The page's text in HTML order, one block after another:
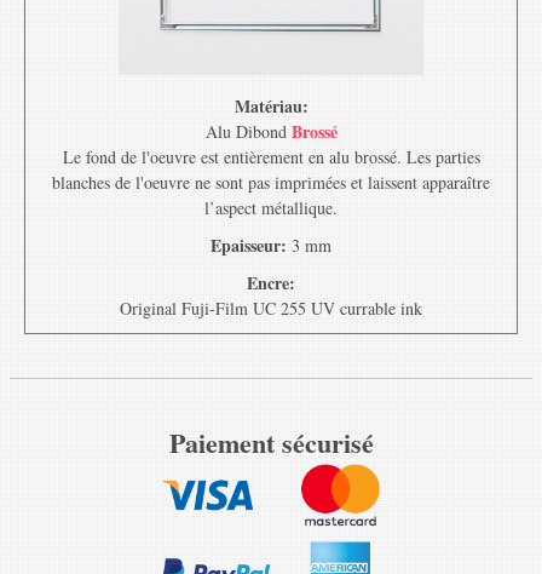
Matériau:
Alu Dibond Brossé
Le fond de l'oeuvre est entièrement en alu brossé. Les parties
blanches de l'oeuvre ne sont pas imprimées et laissent apparaître
l’aspect métallique.
Epaisseur: 3 mm
Encre:
Original Fuji-Film UC 255 UV currable ink
Paiement sécurisé